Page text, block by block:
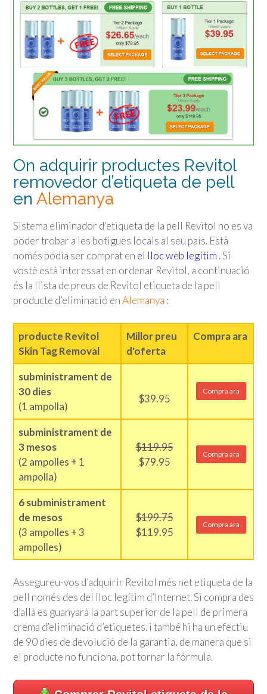
On adquirir productes Revitol
removedor d’etiqueta de pell
en Alemanya
Sistema eliminador d’etiqueta de la pell Revitol no es va
poder trobar a les botigues locals al seu país. Està
només podia ser comprat en el lloc web legítim . Si
vostè està interessat en ordenar Revitol, a continuació
és la llista de preus de Revitol etiqueta de la pell
producte d’eliminació enAlemanya :
producte Revitol
Skin Tag Removal
Millor preu
d'oferta
Compra ara
subministrament de
30 dies
(1 ampolla)
$39.95
Compra ara
subministrament de
3 mesos
(2 ampolles + 1
ampolla)
$119.95
$79.95
Compra ara
6 subministrament
de mesos
(3 ampolles + 3
ampolles)
$199.75
$119.95
Compra ara
Assegureu-vos d’adquirir Revitol més net etiqueta de la
pell només des del lloc legítim d’Internet. Si compra des
d’allà es guanyarà la part superior de la pell de primera
crema d’eliminació d’etiquetes. i també hi ha un efectiu
de 90 dies de devolució de la garantia, de manera que si
el producte no funciona, pot tornar la fórmula.